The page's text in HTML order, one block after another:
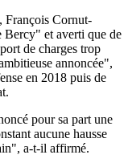
François Cornut-
Bercy" et averti que de
de charges trop
annoncée",
en 2018 puis de
pour sa part une
aucune hausse
a-t-il affirmé.